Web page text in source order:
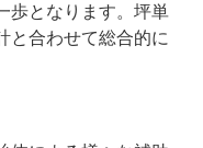
歩となります。坪単
と合わせて総合的に